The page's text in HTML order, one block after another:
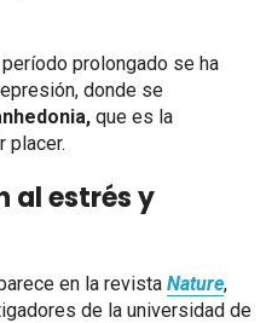
prolongado se ha
donde se
que es la
placer.
al estrés y
en la revista Nature,
de la universidad de